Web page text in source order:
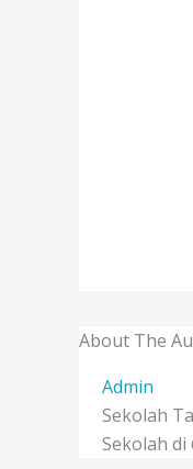
About The
Admin
Sekolah
Sekolah